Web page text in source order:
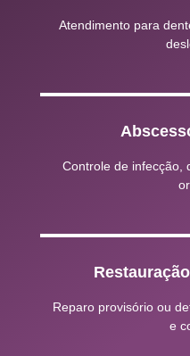
Atendimento para
Controle de infecção,
Reparo provisório ou
e